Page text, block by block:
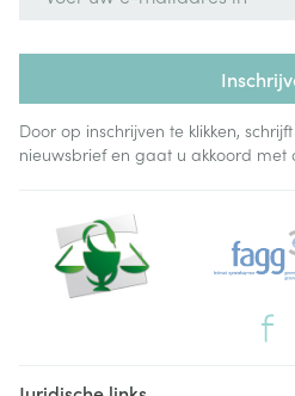
Door op inschrijven te klikken,
nieuwsbrief en gaat u akkoord met